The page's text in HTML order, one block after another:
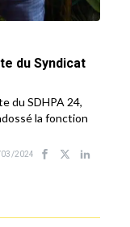
du Syndicat
du SDHPA 24,
la fonction
2024